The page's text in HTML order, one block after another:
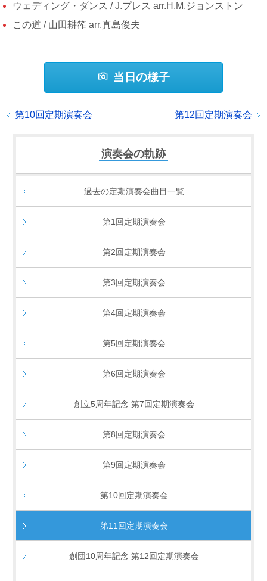
ウェディング・ダンス / J.プレス arr.H.M.ジョンストン
この道 / 山田耕筰 arr.真島俊夫
当日の様子
第10回定期演奏会 第12回定期演奏会
演奏会の軌跡
過去の定期演奏会曲目一覧
第1回定期演奏会
第2回定期演奏会
第3回定期演奏会
第4回定期演奏会
第5回定期演奏会
第6回定期演奏会
創立5周年記念 第7回定期演奏会
第8回定期演奏会
第9回定期演奏会
第10回定期演奏会
第11回定期演奏会
創団10周年記念 第12回定期演奏会